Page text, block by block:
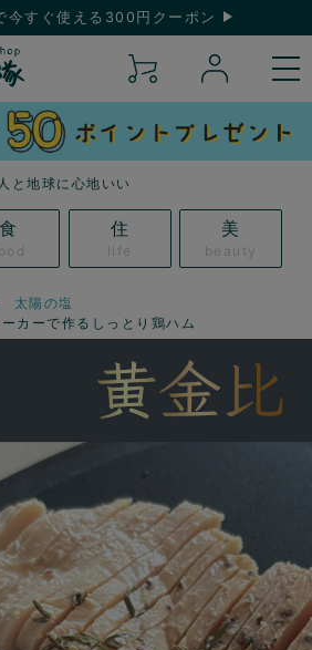
今すぐ使える300円クーポン
人と地球に心地いい
食 住
life
美
beauty
太陽の塩
カーで作るしっとり鶏ハム